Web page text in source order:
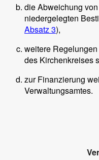
die Abweichung
niedergelegten
Absatz 3),
weitere
des Kirchenkreises
zur Finanzierung
Verwaltungsamtes.